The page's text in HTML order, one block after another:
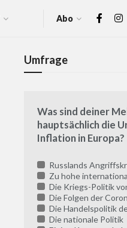
Abo
Umfrage
Was sind deiner
hauptsächlich die
Inflation in Europa?
Russlands
Zu hohe
Die Kriegs-Politik
Die Folgen der
Die Handelspolitik
Die nationale Politik